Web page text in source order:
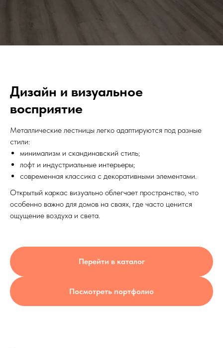
Дизайн и визуальное
восприятие
Металлические лестницы легко адаптируются под разные
стили:
минимализм и скандинавский стиль;
лофт и индустриальные интерьеры;
современная классика с декоративными элементами.
Открытый каркас визуально облегчает пространство, что
особенно важно для домов на сваях, где часто ценится
ощущение воздуха и света.
Перейти в каталог
Посмотреть портфолио